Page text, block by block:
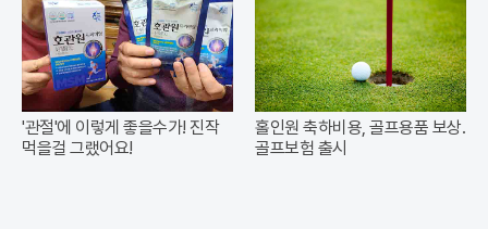
'관절'에 이렇게 좋을수가! 진작
먹을걸 그랬어요!
홀인원 축하비용, 골프용품 보상.
골프보험 출시